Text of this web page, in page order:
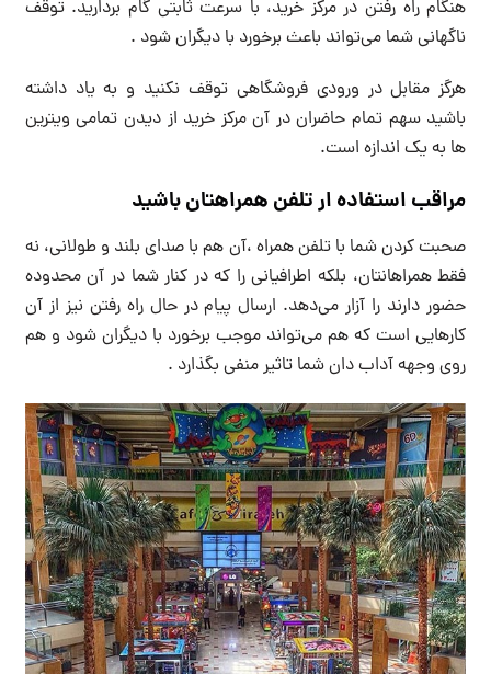
هنگام راه رفتن در مرکز خرید، با سرعت ثابتی گام بردارید. توقف
ناگهانی شما می‌تواند باعث برخورد با دیگران شود .
هرگز مقابل در ورودی فروشگاهی توقف نکنید و به یاد داشته
باشید سهم تمام حاضران در آن مرکز خرید از دیدن تمامی ویترین
ها به یک اندازه است.
مراقب استفاده ار تلفن همراهتان باشید
صحبت کردن شما با تلفن همراه ،آن هم با صدای بلند و طولانی، نه
فقط همراهانتان، بلکه اطرافیانی را که در کنار شما در آن محدوده
حضور دارند را آزار می‌دهد. ارسال پیام در حال راه رفتن نیز از آن
کارهایی است که هم می‌تواند موجب برخورد با دیگران شود و هم
روی وجهه آداب دان شما تاثیر منفی بگذارد .